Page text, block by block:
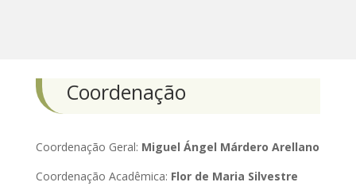
Coordenação
Coordenação Geral: Miguel Ángel Márdero Arellano
Coordenação Acadêmica: Flor de Maria Silvestre